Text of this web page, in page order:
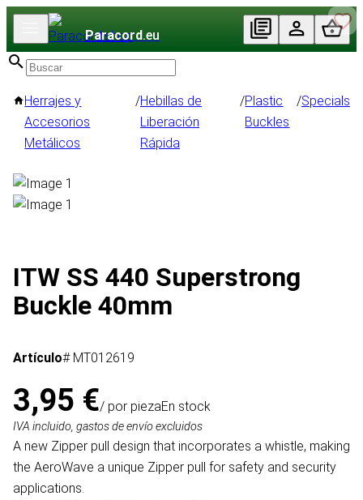
Paracord.eu
Herrajes y
Accesorios
Metálicos
/Hebillas de
Liberación
Rápida
/Plastic
Buckles
/Specials
ITW SS 440 Superstrong
Buckle 40mm
Artículo# MT012619
3,95 €/ por piezaEn stock
IVA incluido, gastos de envío excluidos
A new Zipper pull design that incorporates a whistle, making
the AeroWave a unique Zipper pull for safety and security
applications.